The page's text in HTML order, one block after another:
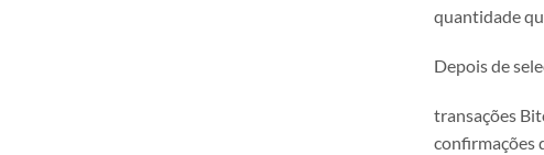
quantidade
Depois de
transações
confirmações